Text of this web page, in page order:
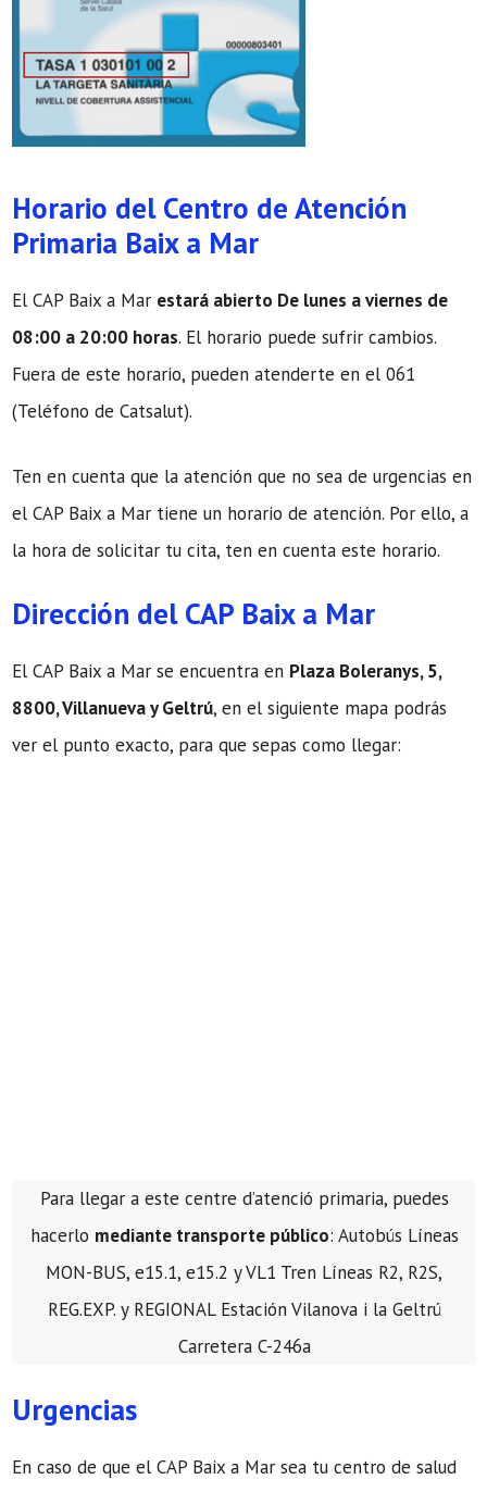
Horario del Centro de Atención
Primaria Baix a Mar
El CAP Baix a Mar estará abierto De lunes a viernes de
08:00 a 20:00 horas. El horario puede sufrir cambios.
Fuera de este horario, pueden atenderte en el 061
(Teléfono de Catsalut).
Ten en cuenta que la atención que no sea de urgencias en
el CAP Baix a Mar tiene un horario de atención. Por ello, a
la hora de solicitar tu cita, ten en cuenta este horario.
Dirección del CAP Baix a Mar
El CAP Baix a Mar se encuentra en Plaza Boleranys, 5,
8800, Villanueva y Geltrú, en el siguiente mapa podrás
ver el punto exacto, para que sepas como llegar:
Para llegar a este centre d’atenció primaria, puedes
hacerlo mediante transporte público: Autobús Líneas
MON-BUS, e15.1, e15.2 y VL1 Tren Líneas R2, R2S,
REG.EXP. y REGIONAL Estación Vilanova i la Geltrú
Carretera C-246a
Urgencias
En caso de que el CAP Baix a Mar sea tu centro de salud